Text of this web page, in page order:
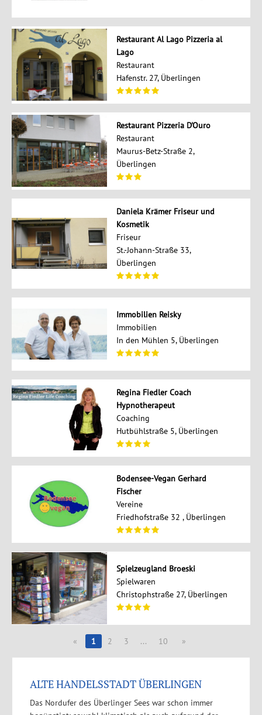
Restaurant Al Lago Pizzeria al
Lago
Restaurant
Hafenstr. 27, Überlingen
Restaurant Pizzeria D'Ouro
Restaurant
Maurus-Betz-Straße 2,
Überlingen
Daniela Krämer Friseur und
Kosmetik
Friseur
St.-Johann-Straße 33,
Überlingen
Immobilien Reisky
Immobilien
In den Mühlen 5, Überlingen
Regina Fiedler Coach
Hypnotherapeut
Coaching
Hutbühlstraße 5, Überlingen
Bodensee-Vegan Gerhard
Fischer
Vereine
Friedhofstraße 32 , Überlingen
Spielzeugland Broeski
Spielwaren
Christophstraße 27, Überlingen
« 1 2 3 ... 10 »
ALTE HANDELSSTADT ÜBERLINGEN
Das Nordufer des Überlinger Sees war schon immer